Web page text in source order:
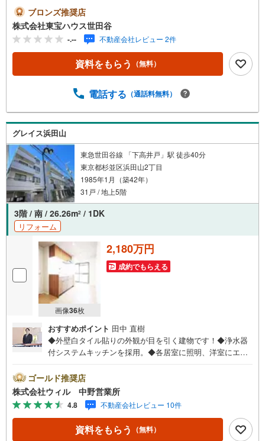
をいたします。■ご予約方法【】当社にて直接お電話くださ
い。メールでのご予約も承ります。突然のご来店でも対応
可能です。事前に鍵の手配が必要な場合がございます。お
早目にご連絡をいただけると、大変スムーズです。■その
他、各種ご相談もお気軽にどうぞ！◎ファイナンシャルプ
ランナーによるライフシミュレーション・生活収支のキャ
フプランに合った資金計画のご提案・効果的な生命保険の
「どのくらい」するのが効果的？・どこの銀行で借りると
お得なの？・適切な借入額は？■キッズスペースもございま
す☆DVD、おもちゃ、絵本、ぬりえなど充実させておりま
す。資料請求は【下部オレンジ色資料請求ボタン】よりお
問い合わせください！
ブロンズ推奨店
株式会社東宝ハウス世田谷
-.-- 不動産会社レビュー 2件
資料をもらう （無料）
電話する （通話料無料）
グレイス浜田山
東急世田谷線 「下高井戸」駅 徒歩40分
東京都杉並区浜田山2丁目
1985年1月（築42年）
31戸 / 地上5階
3階 / 南 / 26.26m2 / 1DK
リフォーム
画像36枚
2,180万円
成約でもらえる
おすすめポイント 田中 直樹
◆外壁白タイル貼りの外観が目を引く建物です！◆浄水器
付システムキッチンを採用。◆各居室に照明、洋室にエア
当日から快適な新生活を始められます！◆浴室暖房乾燥機
を設置したバスルーム。天候を気にせず洗濯物を乾かせる
ほか、冬場も室内を温めてから入浴でき、日々の疲れを癒
やせます！◆3面採光で陽当り良好。2面バルコニーを備え
た開放的な室内で、心地よい毎日を過ごせます！◆クロー
ゼットやシューズボックスも備わり、限られた空間を活用
ゴールド推奨店
株式会社ウィル 中野営業所
4.8 不動産会社レビュー 10件
資料をもらう （無料）